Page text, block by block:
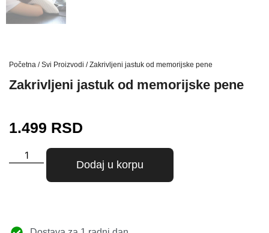
Početna /Svi Proizvodi / Zakrivljeni jastuk od memorijske pene
Zakrivljeni jastuk od memorijske pene
1.499 RSD
Dodaj u korpu